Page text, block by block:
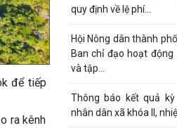
để tiếp
ra kênh
Quyết định số 3025 /
thủ tục...
Quyết định về việc
Miện